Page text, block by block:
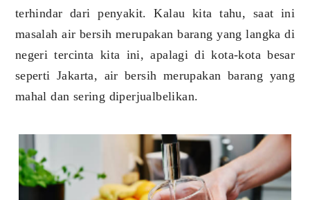
terhindar dari penyakit. Kalau kita tahu, saat ini
masalah air bersih merupakan barang yang langka di
negeri tercinta kita ini, apalagi di kota-kota besar
seperti Jakarta, air bersih merupakan barang yang
mahal dan sering diperjualbelikan.